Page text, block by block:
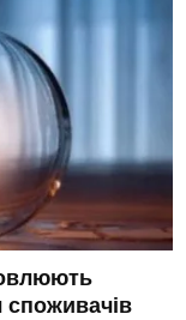
споживачів